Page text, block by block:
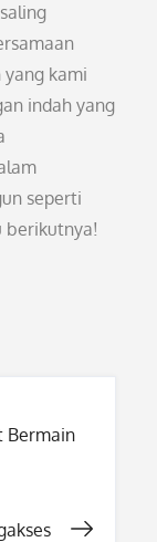
yang kami
indah yang
seperti
berikutnya!
Bermain